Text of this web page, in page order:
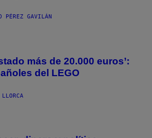
PÉREZ GAVILÁN
más de 20.000 euros’:
del LEGO